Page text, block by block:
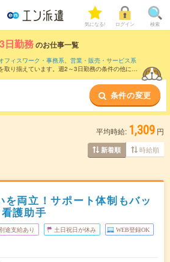
気になる! ログイン 検索
日勤務のお仕事一覧
フィスワーク・事務系、 営業・販売・サービス系
取り揃えています。週2～3日勤務の条件の他に、
条件の変更
平均時給: 1,309 円
新着順 時給順
を両立！サポート体制もバッ
護助手
途支給あり 土日祝日が休み WEB登録OK